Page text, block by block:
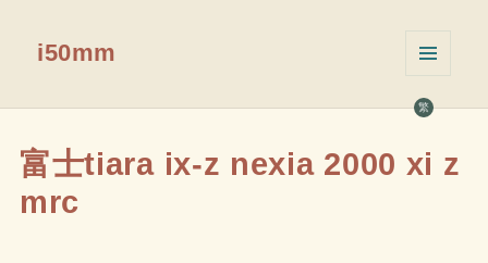
繁
i50mm
挂件
富士tiara ix-z nexia 2000 xi z
mrc